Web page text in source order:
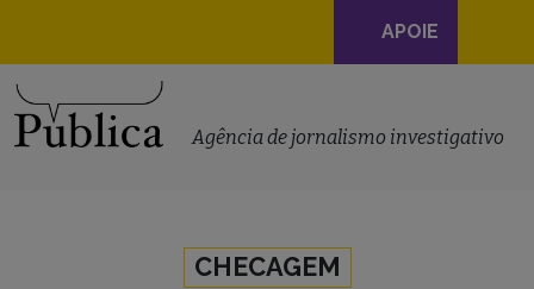
Navegação
principal
APOIE
Agência de jornalismo investigativo
CHECAGEM